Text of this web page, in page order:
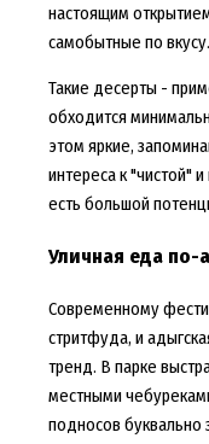
настоящим
самобытные по вкусу.
Такие десерты -
обходится
этом яркие,
интереса к "чистой"
есть большой
Уличная еда по-
Современному
стритфуда, и
тренд. В парке
местными
подносов буквально